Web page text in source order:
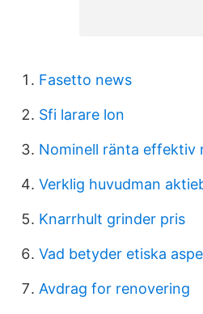
Fasetto news
Sfi larare lon
Nominell ränta effektiv
Verklig huvudman
Knarrhult grinder pris
Vad betyder etiska
Avdrag for renovering